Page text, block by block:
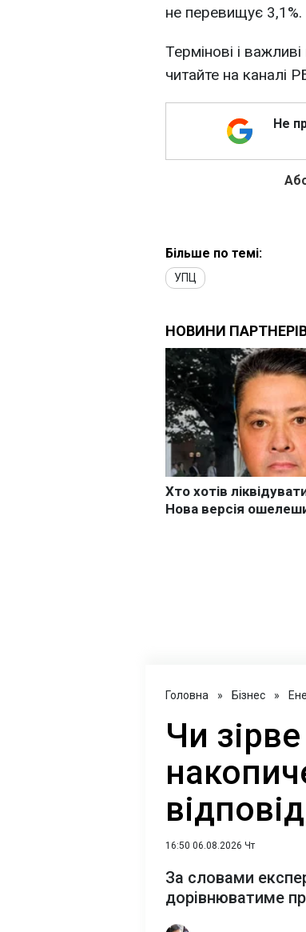
не перевищує 3,1%.
Термінові і
читайте на каналі
Не
Більше по темі:
УПЦ
Головна » Бізнес »
Чи
16:50 06.08.2026 Чт
За словами
дорівнюватиме